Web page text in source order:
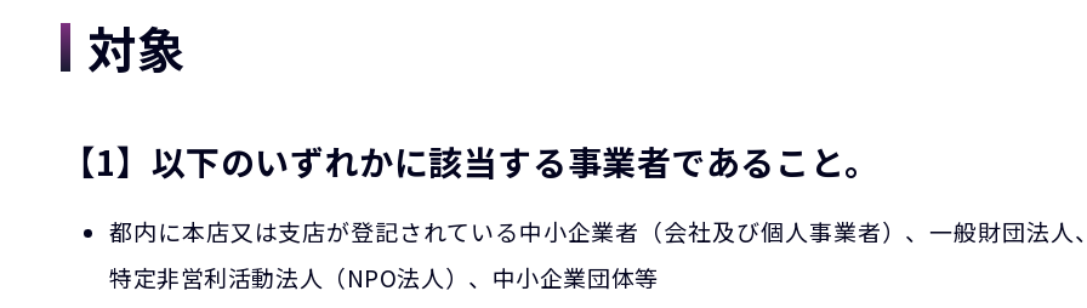
対象
【1】以下のいずれかに該当する事業者であること。
都内に本店又は支店が登記されている中小企業者（会社及び個人事業者）、一般財団法人
特定非営利活動法人（NPO法人）、中小企業団体等